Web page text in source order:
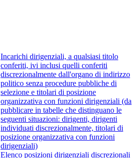
Incarichi dirigenziali, a qualsiasi titolo
conferiti, ivi inclusi quelli conferiti
discrezionalmente dall'organo di indirizzo
politico senza procedure pubbliche di
selezione e titolari di posizione
organizzativa con funzioni dirigenziali (da
pubblicare in tabelle che distinguano le
seguenti situazioni: dirigenti, dirigenti
individuati discrezionalmente, titolari di
posizione organizzativa con funzioni
dirigenziali)
Elenco posizioni dirigenziali discrezionali